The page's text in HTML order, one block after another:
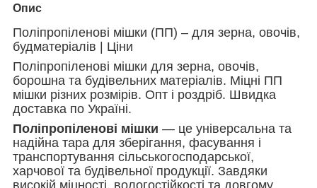
Опис
Поліпропіленові мішки (ПП) – для зерна, овочів,
будматеріалів | Ціни
Поліпропіленові мішки для зерна, овочів,
борошна та будівельних матеріалів. Міцні ПП
мішки різних розмірів. Опт і роздріб. Швидка
доставка по Україні.
Поліпропіленові мішки — це універсальна та
надійна тара для зберігання, фасування і
транспортування сільськогосподарської,
харчової та будівельної продукції. Завдяки
високій міцності, вологостійкості та довгому